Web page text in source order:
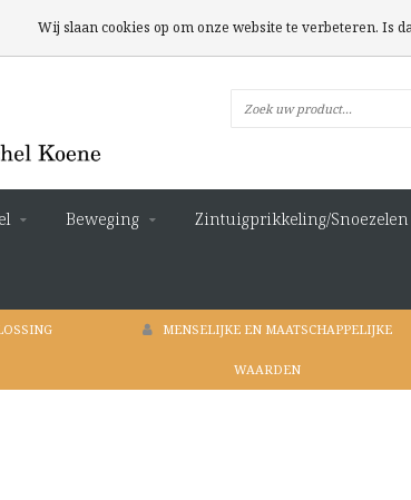
Beweging Zintuigprikkeling/Snoezelen
MENSELIJKE EN MAATSCHAPPELIJKE
WAARDEN
Wij slaan cookies op om onze website te verbeteren. Is